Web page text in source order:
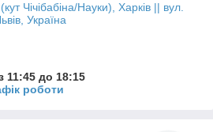
Чічібабіна/Науки), Харків || вул.
Україна
11:45 до 18:15
роботи